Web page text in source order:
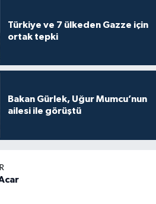
Türkiye ve 7 ülkeden Gazze için
ortak tepki
Bakan Gürlek, Uğur Mumcu’nun
ailesi ile görüştü